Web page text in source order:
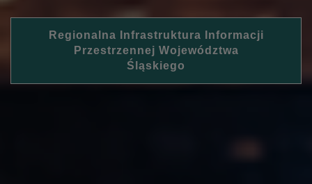
Regionalna Infrastruktura Informacji
Przestrzennej Województwa
Śląskiego